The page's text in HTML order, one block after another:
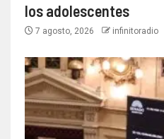
los adolescentes
7 agosto, 2026 infinitoradio